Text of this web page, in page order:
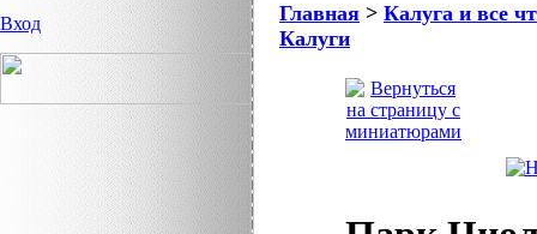
Вход Главная > Калуга и все
Калуги